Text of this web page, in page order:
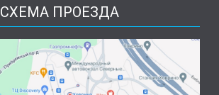
СХЕМА ПРОЕЗДА